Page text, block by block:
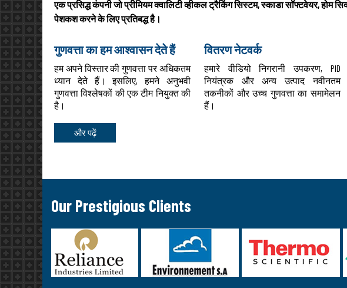
एक प्रसिद्ध कंपनी जो प्रीमियम क्वालिटी व्हीकल ट्रैकिंग सिस्टम, स्काडा सॉफ्टवेयर, होम
पेशकश करने के लिए प्रतिबद्ध है।
गुणवत्ता का हम आश्वासन देते हैं
हम अपने विस्तार की गुणवत्ता पर अधिकतम
ध्यान देते हैं। इसलिए, हमने अनुभवी
गुणवत्ता विश्लेषकों की एक टीम नियुक्त की
है।
वितरण नेटवर्क
हमारे वीडियो निगरानी उपकरण, PID
नियंत्रक और अन्य उत्पाद नवीनतम
तकनीकों और उच्च गुणवत्ता का समामेलन
हैं।
और पढ़ें
Our Prestigious Clients